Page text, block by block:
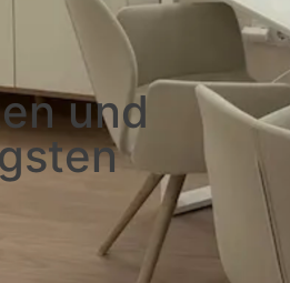
und